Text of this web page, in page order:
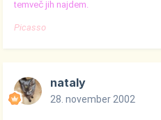
temveč jih najdem.
Picasso
nataly
28. november 2002